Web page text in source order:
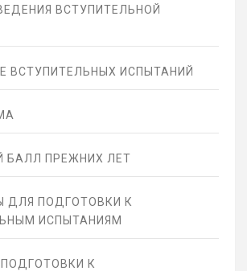
ВСТУПИТЕЛЬНОЙ
ВСТУПИТЕЛЬНЫХ ИСПЫТАНИЙ
БАЛЛ ПРЕЖНИХ ЛЕТ
ДЛЯ ПОДГОТОВКИ К
ИСПЫТАНИЯМ
К